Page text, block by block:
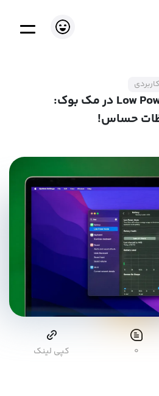
فعال سازی حالت Low Power در مک بوک:
حساس!
۰ کپی لینک